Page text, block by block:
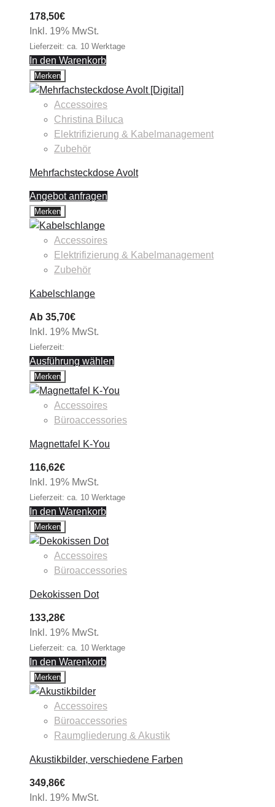
178,50€
Inkl. 19% MwSt.
Lieferzeit: ca. 10 Werktage
In den Warenkorb
Merken
Accessoires
Christina Biluca
Elektrifizierung & Kabelmanagement
Zubehör
Mehrfachsteckdose Avolt
Angebot anfragen
Merken
Accessoires
Elektrifizierung & Kabelmanagement
Zubehör
Kabelschlange
Ab 35,70€
Inkl. 19% MwSt.
Lieferzeit:
Ausführung wählen
Merken
Accessoires
Büroaccessories
Magnettafel K-You
116,62€
Inkl. 19% MwSt.
Lieferzeit: ca. 10 Werktage
In den Warenkorb
Merken
Accessoires
Büroaccessories
Dekokissen Dot
133,28€
Inkl. 19% MwSt.
Lieferzeit: ca. 10 Werktage
In den Warenkorb
Merken
Accessoires
Büroaccessories
Raumgliederung & Akustik
Akustikbilder, verschiedene Farben
349,86€
Inkl. 19% MwSt.